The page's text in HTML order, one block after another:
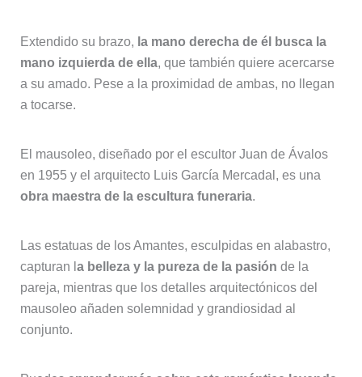
Extendido su brazo, la mano derecha de él busca la
mano izquierda de ella, que también quiere acercarse
a su amado. Pese a la proximidad de ambas, no llegan
a tocarse.
El mausoleo, diseñado por el escultor Juan de Ávalos
en 1955 y el arquitecto Luis García Mercadal, es una
obra maestra de la escultura funeraria.
Las estatuas de los Amantes, esculpidas en alabastro,
capturan l a belleza y la pureza de la pasión de la
pareja, mientras que los detalles arquitectónicos del
mausoleo añaden solemnidad y grandiosidad al
conjunto.